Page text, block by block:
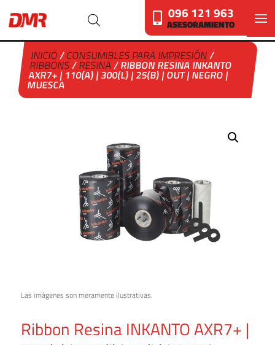
096 121 963
ASESORAMIENTO
INICIO/CONSUMIBLES PARA IMPRESIÓN/
RIBBONS/RESINA / RIBBON RESINA INKANTO
AXR7+ | 110(A) | 300(L) | 25(B) | OUT | NEGRO |
MUESCA
Las imágenes son meramente ilustrativas.
Ribbon Resina INKANTO AXR7+ |